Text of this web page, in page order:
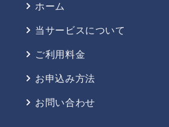
ホーム
当サービスについて
ご利用料金
お申込み方法
お問い合わせ